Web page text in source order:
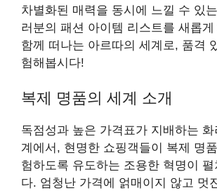
차별화된 매력을 동시에 느낄 수 있
러분의 패션 아이템 리스트를 새롭
함께 떠나는 아르따의 세계로, 품격
험해봅시다!
복제 명품의 세계 소개
독점성과 높은 가격표가 지배하는 화
계에서, 현명한 쇼핑객들이 복제 명
험하도록 유도하는 조용한 혁명이 펼
다. 엄청난 가격에 얽매이지 않고 멋